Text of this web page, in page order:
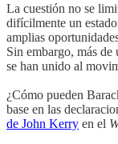
La cuestión no se
difícilmente un
amplias
Sin embargo, más
se han unido al
¿Cómo pueden
base en las
de John Kerry en el